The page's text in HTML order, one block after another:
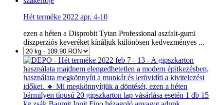
Hét terméke 2022 apr. 4-10
ezen a héten a Disprobit Tytan Professional aszfalt-gumi
diszperziós keveréket kínáljuk különösen kedvezményes ...